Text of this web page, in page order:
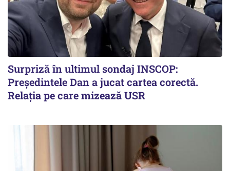
Surpriză în ultimul sondaj INSCOP:
Președintele Dan a jucat cartea corectă.
Relația pe care mizează USR